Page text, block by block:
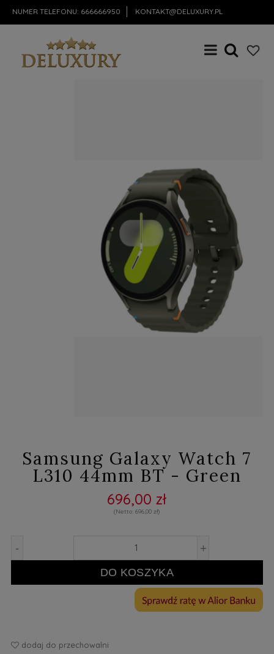
NUMER TELEFONU: 666666950 KONTAKT@DELUXURY.PL
Samsung Galaxy Watch 7
L310 44mm BT - Green
696,00 zł
696,00 zł
- +
DO KOSZYKA
dodaj do przechowalni